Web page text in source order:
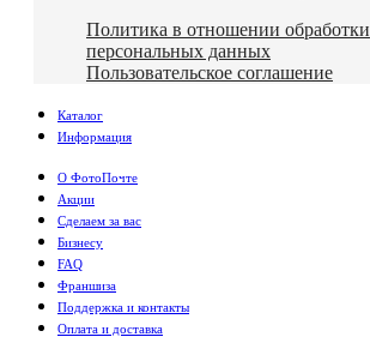
Политика в отношении обработки
персональных данных
Пользовательское соглашение
Каталог
Информация
О ФотоПочте
Акции
Сделаем за вас
Бизнесу
FAQ
Франшиза
Поддержка и контакты
Оплата и доставка